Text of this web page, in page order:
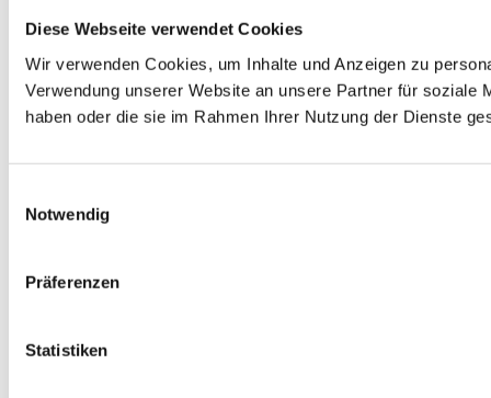
Diese Webseite verwendet Cookies
Wir verwenden Cookies, um Inhalte und Anzeigen zu
Verwendung unserer Website an unsere Partner für soziale
haben oder die sie im Rahmen Ihrer Nutzung der Dienste
Notwendig
Präferenzen
Statistiken